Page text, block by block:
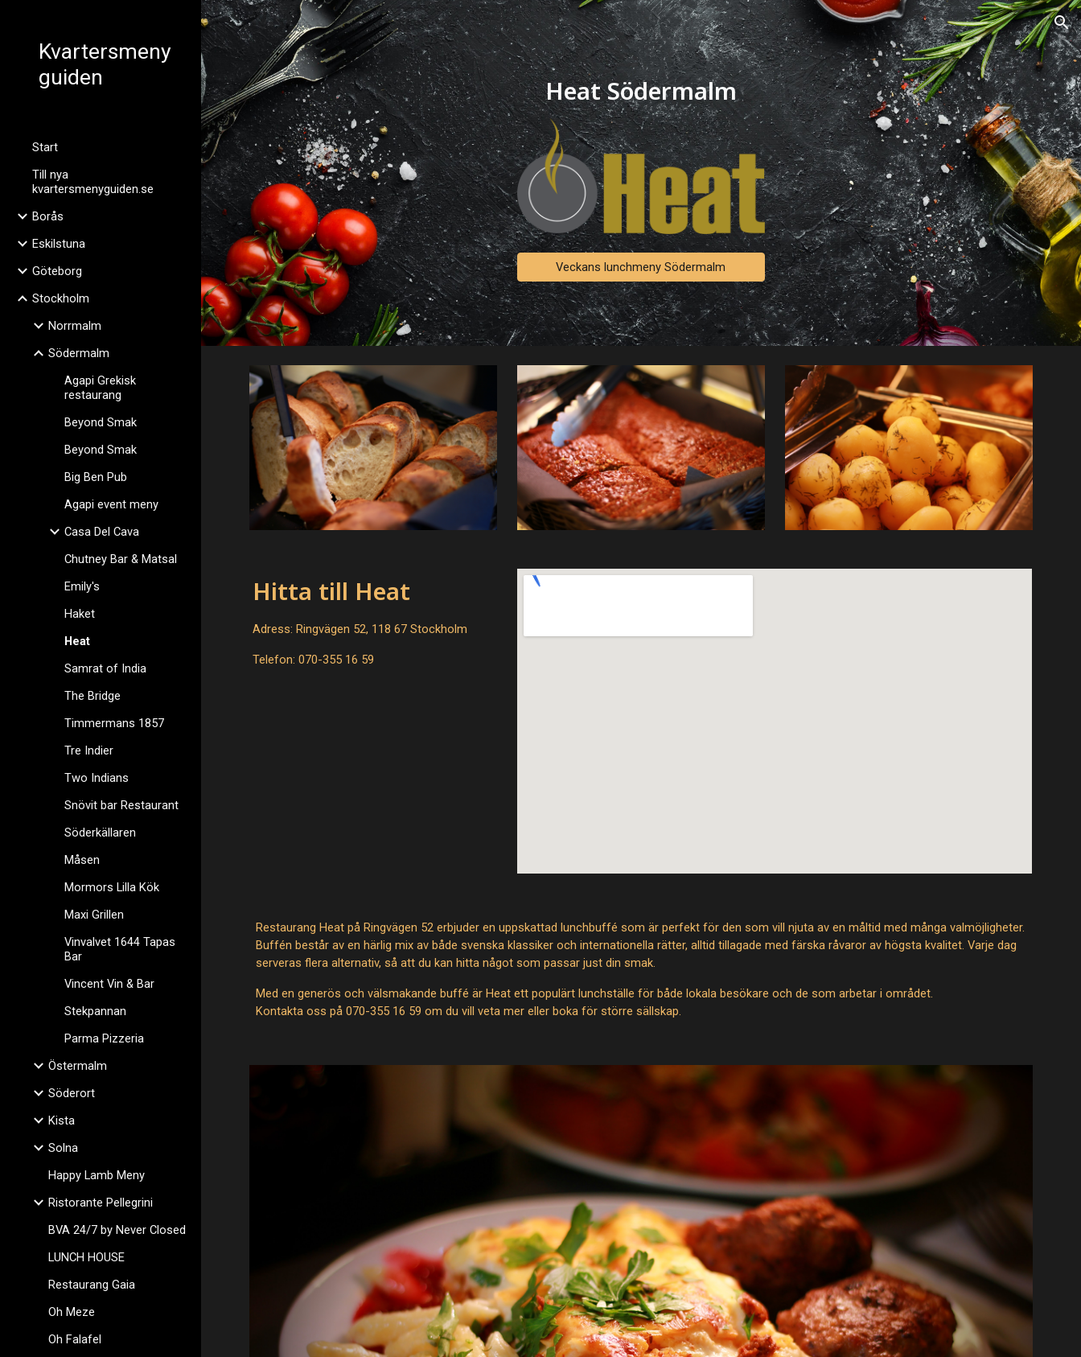
Skip to main content Skip to navigation
Kvartersmeny
guiden
Start
Till nya
kvartersmenyguiden.se
Borås
Eskilstuna
Göteborg
Stockholm
Norrmalm
Södermalm
Agapi Grekisk
restaurang
Beyond Smak
Beyond Smak
Big Ben Pub
Agapi event meny
Casa Del Cava
Chutney Bar & Matsal
Emily's
Haket
Heat
Samrat of India
The Bridge
Timmermans 1857
Tre Indier
Two Indians
Snövit bar Restaurant
Söderkällaren
Måsen
Mormors Lilla Kök
Maxi Grillen
Vinvalvet 1644 Tapas
Bar
Vincent Vin & Bar
Stekpannan
Parma Pizzeria
Östermalm
Söderort
Kista
Solna
Happy Lamb Meny
Ristorante Pellegrini
BVA 24/7 by Never Closed
LUNCH HOUSE
Restaurang Gaia
Oh Meze
Oh Falafel
Heat Södermalm
Veckans lunchmeny Södermalm
Hitta till Heat
Adress: Ringvägen 52, 118 67 Stockholm
Telefon: 070-355 16 59
Restaurang Heat på Ringvägen 52 erbjuder en uppskattad lunchbuffé som är perfekt för den som vill njuta av en måltid med många valmöjligheter.
Buffén består av en härlig mix av både svenska klassiker och internationella rätter, alltid tillagade med färska råvaror av högsta kvalitet. Varje dag
serveras flera alternativ, så att du kan hitta något som passar just din smak.
Med en generös och välsmakande buffé är Heat ett populärt lunchställe för både lokala besökare och de som arbetar i området.
Kontakta oss på 070-355 16 59 om du vill veta mer eller boka för större sällskap.